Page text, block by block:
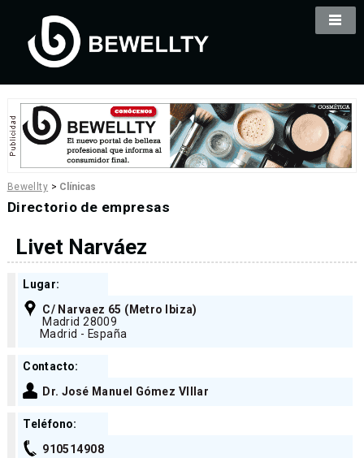
Bewellty > Clínicas
Directorio de empresas
Livet Narváez
Lugar:
C/ Narvaez 65 (Metro Ibiza)
Madrid 28009
Madrid - España
Contacto:
Dr. José Manuel Gómez VIllar
Teléfono:
910514908